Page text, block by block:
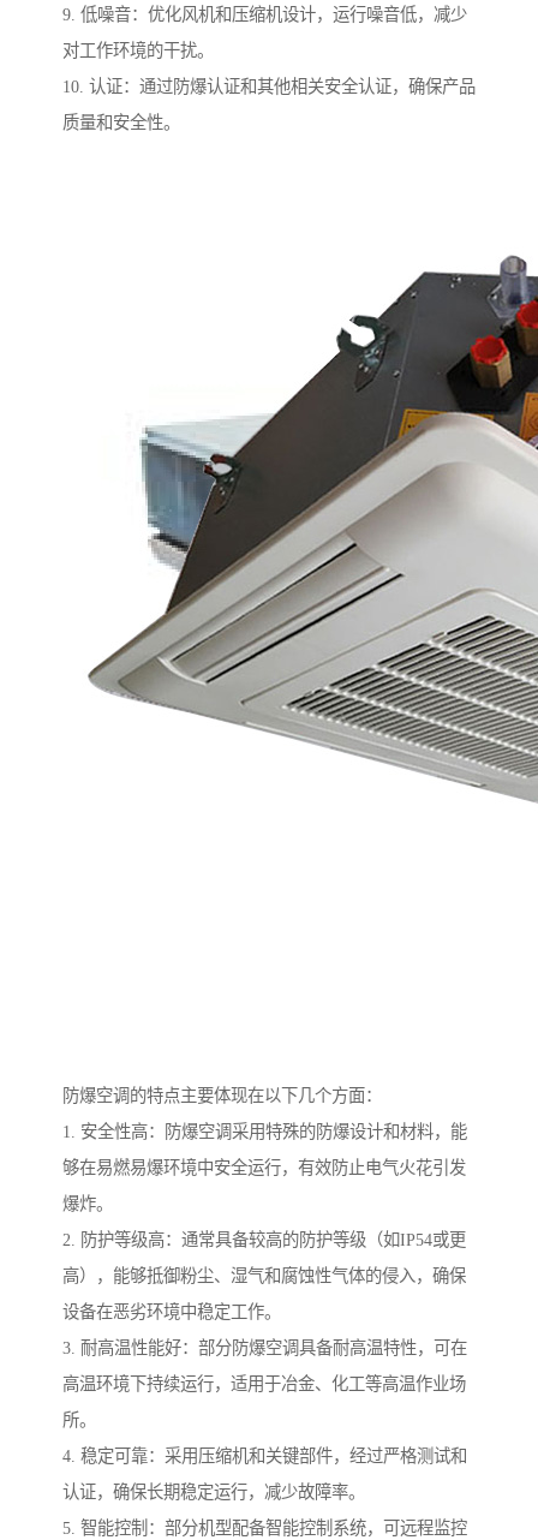
9. 低噪音：优化风机和压缩机设计，运行噪音低，减少
对工作环境的干扰。
10. 认证：通过防爆认证和其他相关安全认证，确保产品
质量和安全性。
防爆空调的特点主要体现在以下几个方面：
1. 安全性高：防爆空调采用特殊的防爆设计和材料，能
够在易燃易爆环境中安全运行，有效防止电气火花引发
爆炸。
2. 防护等级高：通常具备较高的防护等级（如IP54或更
高），能够抵御粉尘、湿气和腐蚀性气体的侵入，确保
设备在恶劣环境中稳定工作。
3. 耐高温性能好：部分防爆空调具备耐高温特性，可在
高温环境下持续运行，适用于冶金、化工等高温作业场
所。
4. 稳定可靠：采用压缩机和关键部件，经过严格测试和
认证，确保长期稳定运行，减少故障率。
5. 智能控制：部分机型配备智能控制系统，可远程监控